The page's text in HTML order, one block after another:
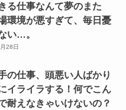
る仕事なんて夢のまた
環境が悪すぎて、毎日憂
い…。
28日
の仕事、頭悪い人ばかり
イライラする！何でこん
耐えなきゃいけないの？